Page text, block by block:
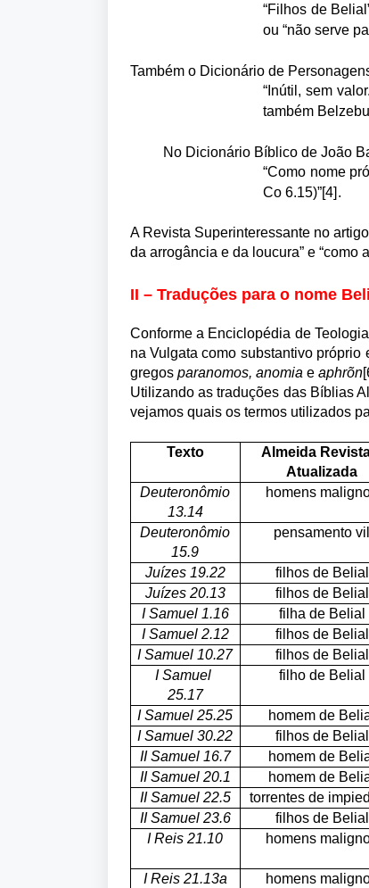
“Filhos de
ou “não serve
Também o Dicionário de
“Inútil, sem
também
No Dicionário Bíblico de João
“Como nome
Co 6.15)”[4] .
A Revista Superinteressante no artigo
da arrogância e da loucura” e “como
II – Traduções para o nome
Conforme a Enciclopédia de
na Vulgata como substantivo
gregos paranomos, anomia e aphrõn
Utilizando as traduções das Bíblias
vejamos quais os termos utilizados
Texto
Almeida
Atualizada
Deuteronômio
13.14
homens
Deuteronômio
15.9
pensamento vil
Juízes 19.22 filhos de Belial
Juízes 20.13
filhos de Belial
I Samuel 1.16
filha de Belial
I Samuel 2.12
filhos de Belial
I Samuel 10.27
filhos de Belial
I Samuel
25.17
filho de Belial
I Samuel 25.25 homem de
I Samuel 30.22
filhos de Belial
II Samuel 16.7
homem de
II Samuel 20.1
homem de
II Samuel 22.5
torrentes de
II Samuel 23.6
filhos de Belial
I Reis 21.10
homens
I Reis 21.13a
homens